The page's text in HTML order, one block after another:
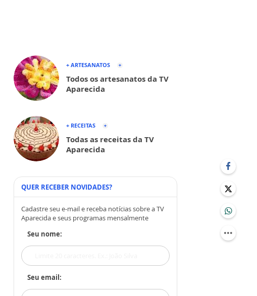
+ ARTESANATOS
Todos os artesanatos da TV
Aparecida
+ RECEITAS
Todas as receitas da TV
Aparecida
QUER RECEBER NOVIDADES?
Cadastre seu e-mail e receba notícias sobre a TV
Aparecida e seus programas mensalmente
Seu nome:
Seu email: